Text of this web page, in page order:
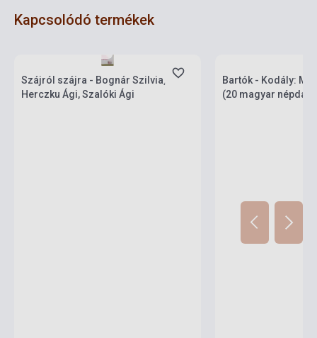
Kapcsolódó termékek
Szájról szájra - Bognár Szilvia,
Herczku Ági, Szalóki Ági
Bartók - Kodály:
(20 magyar népdal)